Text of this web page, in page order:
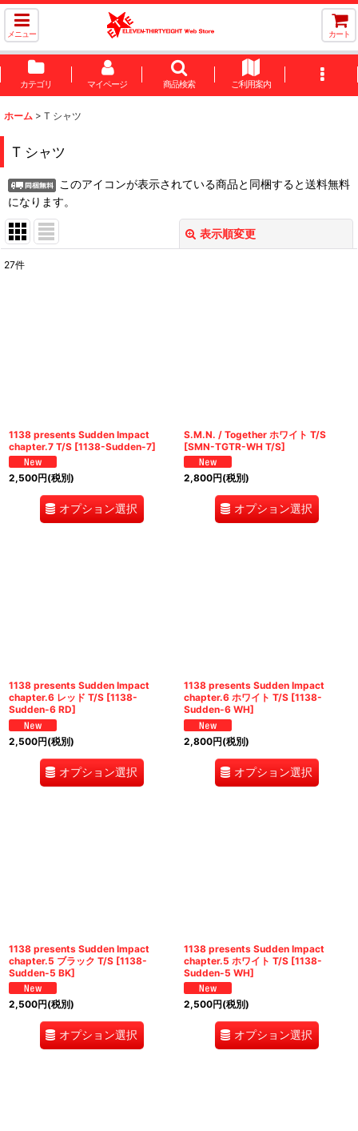
メニュー カート
カテゴリ マイページ 商品検索 ご利用案内
ホーム > T シャツ
T シャツ
このアイコンが表示されている商品と同梱すると送料無料
になります。
表示順変更
27件
1138 presents Sudden Impact
chapter.7 T/S [1138-Sudden-7]
2,500円(税別)
オプション選択
S.M.N. / Together ホワイト T/S
[SMN-TGTR-WH T/S]
2,800円(税別)
オプション選択
1138 presents Sudden Impact
chapter.6 レッド T/S [1138-
Sudden-6 RD]
2,500円(税別)
オプション選択
1138 presents Sudden Impact
chapter.6 ホワイト T/S [1138-
Sudden-6 WH]
2,800円(税別)
オプション選択
1138 presents Sudden Impact
chapter.5 ブラック T/S [1138-
Sudden-5 BK]
2,500円(税別)
オプション選択
1138 presents Sudden Impact
chapter.5 ホワイト T/S [1138-
Sudden-5 WH]
2,500円(税別)
オプション選択